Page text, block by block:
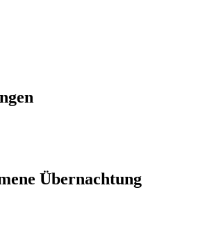
Übernachtung